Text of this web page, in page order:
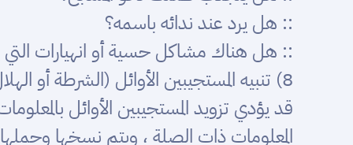
:: هل يرد عند ندائه باسمه؟
:: هل هناك مشاكل حسية أو انهيارات
8) تنبيه المستجيبين الأوائل (الشرطة أو الهلال الأحمر)
قد يؤدي تزويد المستجيبين الأوائل
المعلومات ذات الصلة ، ويتم نسخها